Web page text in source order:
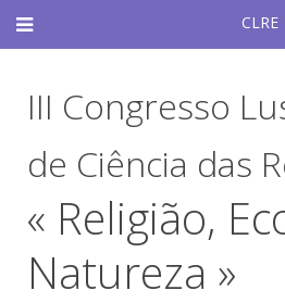
CLRE
III Congresso
de Ciência das
« Religião,
Natureza »